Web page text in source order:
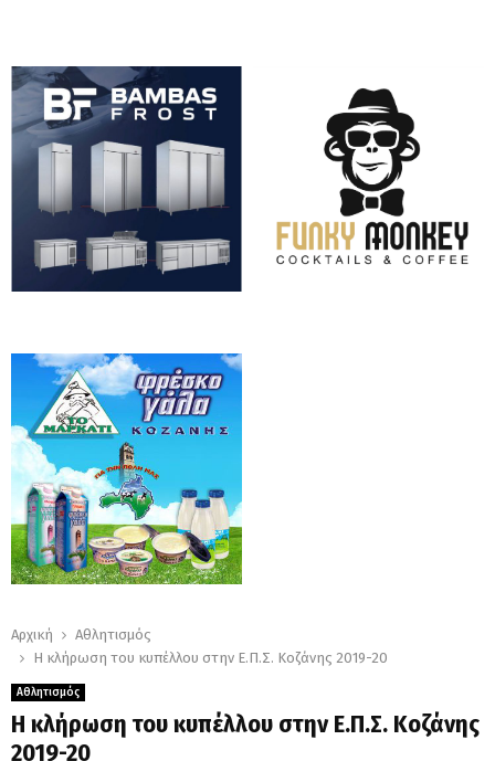
Αρχική
Αθλητισμός
Η κλήρωση του κυπέλλου στην Ε.Π.Σ. Κοζάνης 2019-20
Αθλητισμός
Η κλήρωση του κυπέλλου στην Ε.Π.Σ. Κοζάνης
2019-20